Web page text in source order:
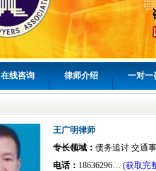
在线咨询 律师介绍 一对一
王广明律师
专长领域： 债务追讨 交通
电话： 18636296… (获取完